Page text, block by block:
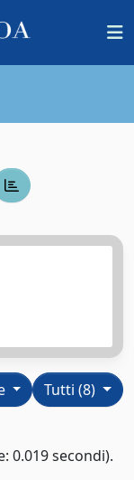
Tutti (8)
0.019 secondi).